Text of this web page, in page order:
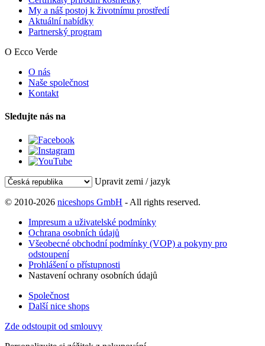
My a náš postoj k životnímu prostředí
Aktuální nabídky
Partnerský program
O Ecco Verde
O nás
Naše společnost
Kontakt
Sledujte nás na
Upravit zemi / jazyk
© 2010-2026 niceshops GmbH - All rights reserved.
Impresum a uživatelské podmínky
Ochrana osobních údajů
Všeobecné obchodní podmínky (VOP) a pokyny pro
odstoupení
Prohlášení o přístupnosti
Nastavení ochrany osobních údajů
Společnost
Další nice shops
Zde odstoupit od smlouvy